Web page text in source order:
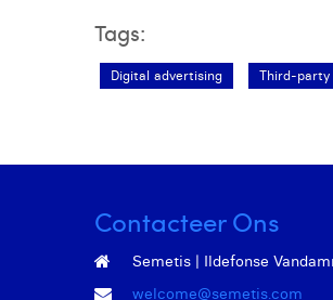
Tags:
Digital advertising Third-party
Contacteer Ons
Semetis | Ildefonse
welcome@semetis.com